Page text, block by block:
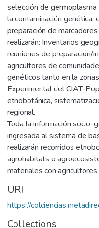
selección de
la contaminación genética,
preparación de
realizarán: Inventarios
reuniones de preparación/
agricultores de
genéticos tanto en la
Experimental del CIAT-
etnobotánica,
regional.
Toda la información socio-
ingresada al sistema de
realizarán recorridos
agrohabitats o
materiales con agricultores
URI
https://
Collections